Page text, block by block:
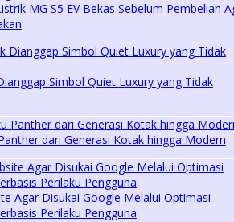
MG S5 EV Bekas Sebelum Pembelian
Simbol Quiet Luxury yang Tidak
dari Generasi Kotak hingga Modern
Agar Disukai Google Melalui Optimasi
Perilaku Pengguna